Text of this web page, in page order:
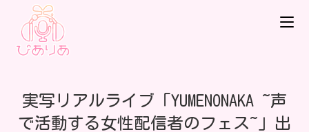
実写リアルライブ「YUMENONAKA ~声
で活動する女性配信者のフェス~」出